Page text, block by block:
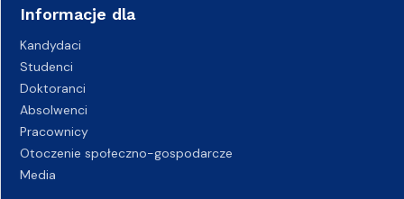
Informacje dla
Kandydaci
Studenci
Doktoranci
Absolwenci
Pracownicy
Otoczenie społeczno-gospodarcze
Media